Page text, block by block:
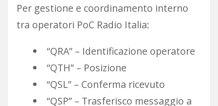
Per gestione e coordinamento interno
tra operatori PoC Radio Italia:
“QRA” – Identificazione operatore
“QTH” – Posizione
“QSL” – Conferma ricevuto
“QSP” – Trasferisco messaggio a